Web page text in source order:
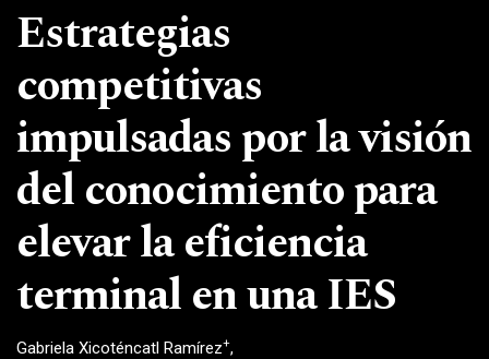
Estrategias
competitivas
impulsadas por la visión
del conocimiento para
elevar la eficiencia
terminal en una IES
Gabriela Xicoténcatl Ramírez+